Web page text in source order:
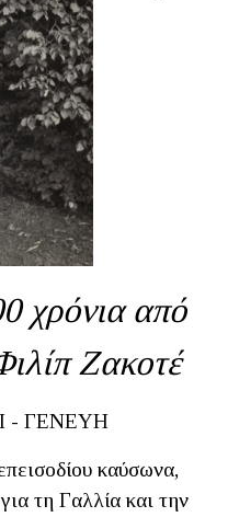
χρόνια από
Ζακοτέ
- ΓΕΝΕΥΗ
καύσωνα,
τη Γαλλία και την